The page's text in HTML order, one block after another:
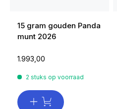
15 gram gouden Panda
munt 2026
1.993,00
2 stuks op voorraad